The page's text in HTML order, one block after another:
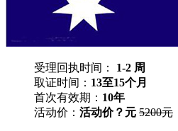
受理回执时间：
1-2 周
取证时间： 13至15个月
首次有效期： 10年
活动价： 活动价？元 5200元